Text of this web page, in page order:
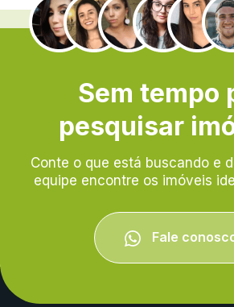
.
Sem tempo
pesquisar
Conte o que está buscando e
equipe encontre os imóveis
Fale